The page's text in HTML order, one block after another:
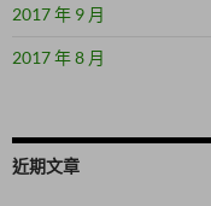
2017 年 9 月
2017 年 8 月
近期文章